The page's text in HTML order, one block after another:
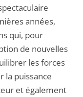
années,
qui, pour
de nouvelles
les forces
la puissance
et également